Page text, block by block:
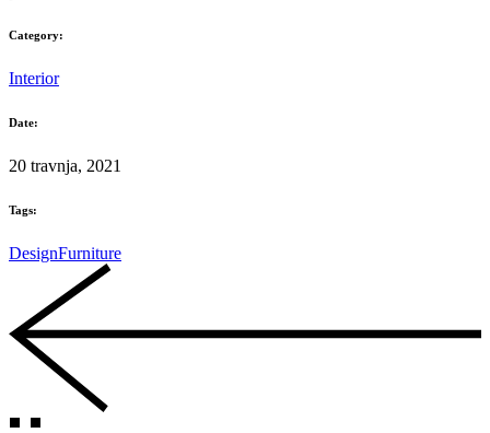
Category:
Interior
Date:
20 travnja, 2021
Tags:
DesignFurniture